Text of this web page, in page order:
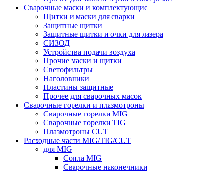
Сварочные маски и комплектующие
Щитки и маски для сварки
Защитные щитки
Защитные щитки и очки для лазера
СИЗОД
Устройства подачи воздуха
Прочие маски и щитки
Светофильтры
Наголовники
Пластины защитные
Прочее для сварочных масок
Сварочные горелки и плазмотроны
Сварочные горелки MIG
Сварочные горелки TIG
Плазмотроны CUT
Расходные части MIG/TIG/CUT
для MIG
Сопла MIG
Сварочные наконечники